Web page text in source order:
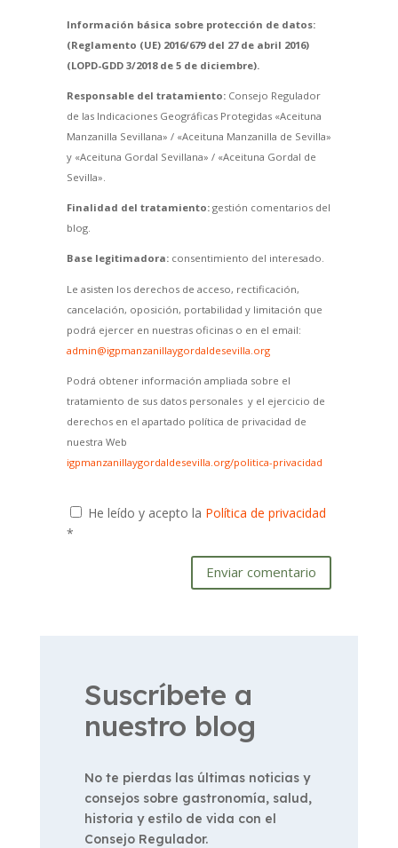
Información básica sobre protección de datos:
(Reglamento (UE) 2016/679 del 27 de abril 2016)
(LOPD-GDD 3/2018 de 5 de diciembre).
Responsable del tratamiento:Consejo Regulador
de las Indicaciones Geográficas Protegidas «Aceituna
Manzanilla Sevillana» / «Aceituna Manzanilla de Sevilla»
y «Aceituna Gordal Sevillana» / «Aceituna Gordal de
Sevilla».
Finalidad del tratamiento:gestión comentarios del
blog.
Base legitimadora:consentimiento del interesado.
Le asisten los derechos de acceso, rectificación,
cancelación, oposición, portabilidad y limitación que
podrá ejercer en nuestras oficinas o en el email:
admin@igpmanzanillaygordaldesevilla.org
Podrá obtener información ampliada sobre el
tratamiento de sus datos personales y el ejercicio de
derechos en el apartado política de privacidad de
nuestra Web
igpmanzanillaygordaldesevilla.org/politica-privacidad
He leído y acepto la Política de privacidad
*
Enviar comentario
Suscríbete a
nuestro blog
No te pierdas las últimas noticias y
consejos sobre gastronomía, salud,
historia y estilo de vida con el
Consejo Regulador.